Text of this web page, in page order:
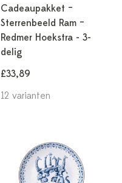
Cadeaupakket –
Sterrenbeeld Ram –
Redmer Hoekstra - 3-
delig
£33,89
12 varianten